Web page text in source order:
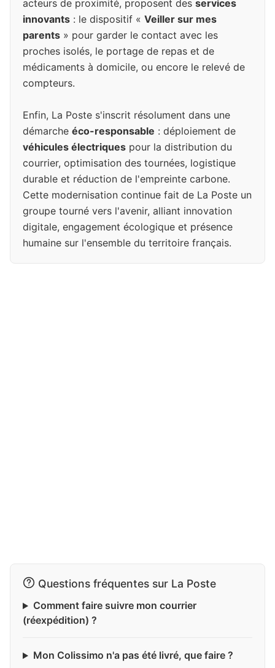
acteurs de proximité, proposent des services
innovants : le dispositif « Veiller sur mes
parents » pour garder le contact avec les
proches isolés, le portage de repas et de
médicaments à domicile, ou encore le relevé de
compteurs.
Enfin, La Poste s'inscrit résolument dans une
démarche éco-responsable : déploiement de
véhicules électriques pour la distribution du
courrier, optimisation des tournées, logistique
durable et réduction de l'empreinte carbone.
Cette modernisation continue fait de La Poste un
groupe tourné vers l'avenir, alliant innovation
digitale, engagement écologique et présence
humaine sur l'ensemble du territoire français.
Questions fréquentes sur La Poste
Comment faire suivre mon courrier
(réexpédition) ?
Mon Colissimo n'a pas été livré, que faire ?